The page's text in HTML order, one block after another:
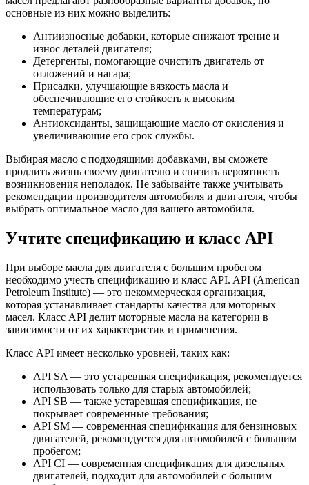
основные из них можно выделить:
Антиизносные добавки, которые снижают трение и
износ деталей двигателя;
Детергенты, помогающие очистить двигатель от
отложений и нагара;
Присадки, улучшающие вязкость масла и
обеспечивающие его стойкость к высоким
температурам;
Антиоксиданты, защищающие масло от окисления и
увеличивающие его срок службы.
Выбирая масло с подходящими добавками, вы сможете
продлить жизнь своему двигателю и снизить вероятность
возникновения неполадок. Не забывайте также учитывать
рекомендации производителя автомобиля и двигателя, чтобы
выбрать оптимальное масло для вашего автомобиля.
Учтите спецификацию и класс API
При выборе масла для двигателя с большим пробегом
необходимо учесть спецификацию и класс API. API (American
Petroleum Institute) — это некоммерческая организация,
которая устанавливает стандарты качества для моторных
масел. Класс API делит моторные масла на категории в
зависимости от их характеристик и применения.
Класс API имеет несколько уровней, таких как:
API SA — это устаревшая спецификация, рекомендуется
использовать только для старых автомобилей;
API SB — также устаревшая спецификация, не
покрывает современные требования;
API SM — современная спецификация для бензиновых
двигателей, рекомендуется для автомобилей с большим
пробегом;
API CI — современная спецификация для дизельных
двигателей, подходит для автомобилей с большим